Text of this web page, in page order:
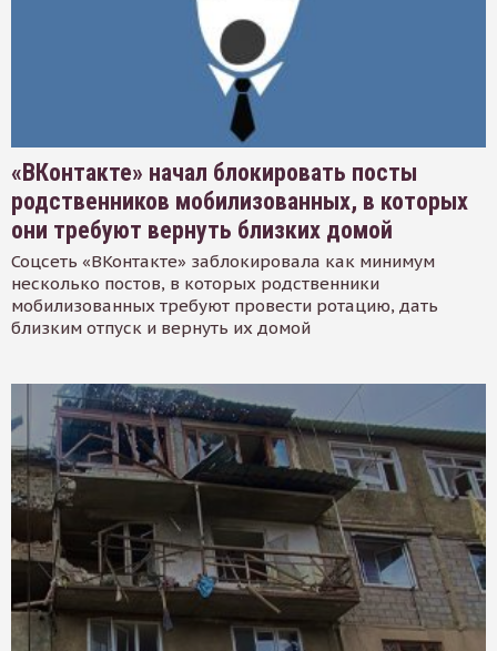
«ВКонтакте» начал блокировать посты
родственников мобилизованных, в которых
они требуют вернуть близких домой
Соцсеть «ВКонтакте» заблокировала как минимум
несколько постов, в которых родственники
мобилизованных требуют провести ротацию, дать
близким отпуск и вернуть их домой